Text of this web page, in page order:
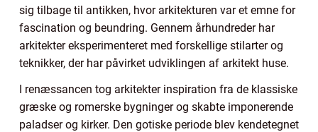
sig tilbage til antikken, hvor arkitekturen var et emne for
fascination og beundring. Gennem århundreder har
arkitekter eksperimenteret med forskellige stilarter og
teknikker, der har påvirket udviklingen af arkitekt huse.
I renæssancen tog arkitekter inspiration fra de klassiske
græske og romerske bygninger og skabte imponerende
paladser og kirker. Den gotiske periode blev kendetegnet